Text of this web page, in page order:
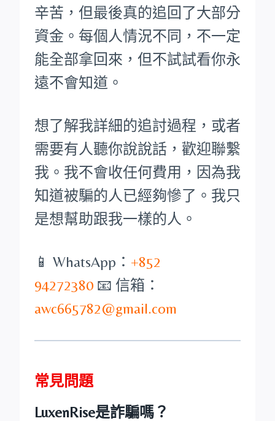
辛苦，但最後真的追回了大部分
資金。每個人情況不同，不一定
能全部拿回來，但不試試看你永
遠不會知道。
想了解我詳細的追討過程，或者
需要有人聽你說說話，歡迎聯繫
我。我不會收任何費用，因為我
知道被騙的人已經夠慘了。我只
是想幫助跟我一樣的人。
📱 WhatsApp： +852
94272380 📧 信箱：
awc665782@gmail.com
常見問題
LuxenRise是詐騙嗎？